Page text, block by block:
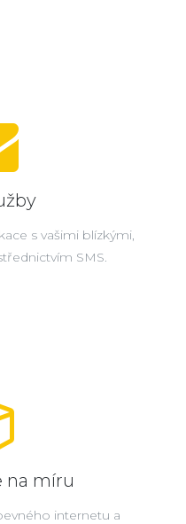
s vašimi blízkými,
SMS.
na míru
internetu a